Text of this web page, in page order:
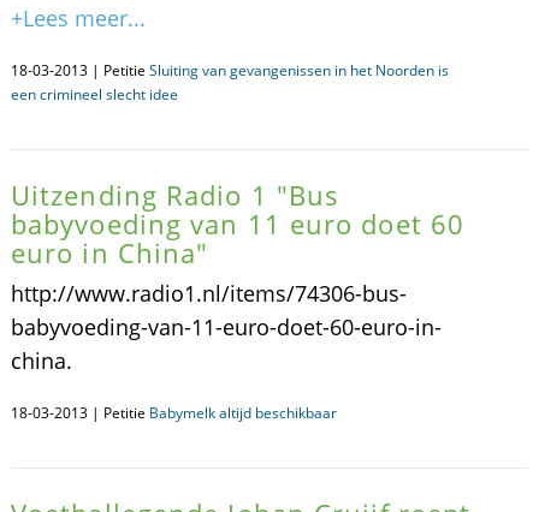
+Lees meer...
18-03-2013 | Petitie Sluiting van gevangenissen in het Noorden is
een crimineel slecht idee
Uitzending Radio 1 "Bus
babyvoeding van 11 euro doet 60
euro in China"
http://www.radio1.nl/items/74306-bus-
babyvoeding-van-11-euro-doet-60-euro-in-
china.
18-03-2013 | Petitie Babymelk altijd beschikbaar